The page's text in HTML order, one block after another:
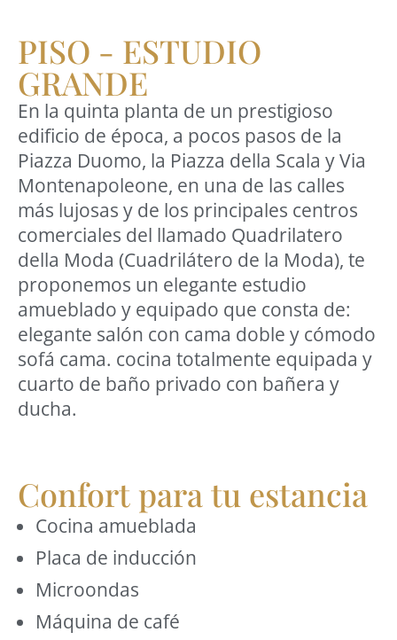
PISO - ESTUDIO
GRANDE
En la quinta planta de un prestigioso
edificio de época, a pocos pasos de la
Piazza Duomo, la Piazza della Scala y Via
Montenapoleone, en una de las calles
más lujosas y de los principales centros
comerciales del llamado Quadrilatero
della Moda (Cuadrilátero de la Moda), te
proponemos un elegante estudio
amueblado y equipado que consta de:
elegante salón con cama doble y cómodo
sofá cama. cocina totalmente equipada y
cuarto de baño privado con bañera y
ducha.
Confort para tu estancia
Cocina amueblada
Placa de inducción
Microondas
Máquina de café